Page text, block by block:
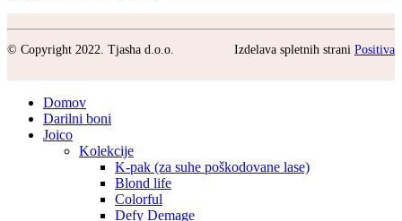
© Copyright 2022. Tjasha d.o.o. Izdelava spletnih strani Positiva
Domov
Darilni boni
Joico
Kolekcije
K-pak (za suhe poškodovane lase)
Blond life
Colorful
Defy Demage